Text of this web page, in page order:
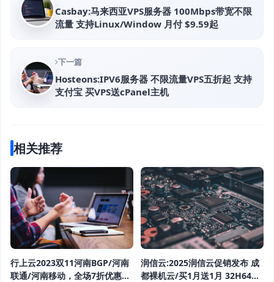
Casbay:马来西亚VPS服务器 100Mbps带宽不限
流量 支持Linux/Window 月付 $9.59起
下一篇
Hosteons:IPV6服务器 不限流量VPS五折起 支持
支付宝 买VPS送cPanel主机
相关推荐
行上云2023双11河南BGP/河南
联通/河南移动，全场7折优惠低
润信云:2025润信云促销发布 成
都裸机云/买1月送1月 32H64G